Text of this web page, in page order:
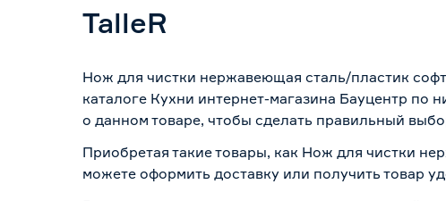
TalleR
Нож для чистки нержавеющая сталь/пластик
каталоге Кухни интернет-магазина Бауцентр по
о данном товаре, чтобы сделать правильный
Приобретая такие товары, как Нож для чистки
можете оформить доставку или получить товар